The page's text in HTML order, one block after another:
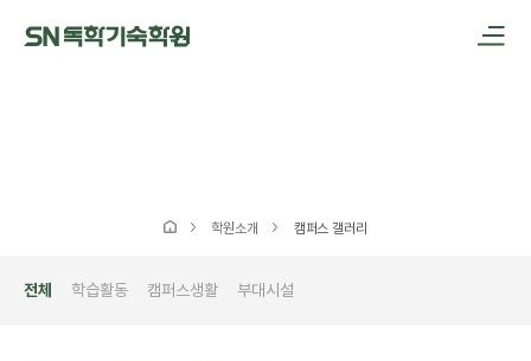
학원소개 캠퍼스 갤러리
전체 학습활동 캠퍼스생활 부대시설